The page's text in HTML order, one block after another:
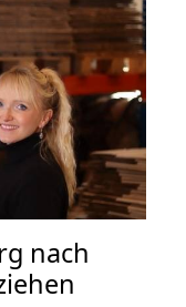
nach